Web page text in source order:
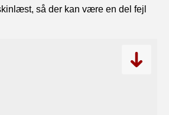
så der kan være en del fejl